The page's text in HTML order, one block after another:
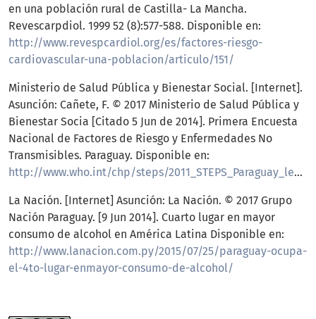
en una población rural de Castilla- La Mancha.
Revescarpdiol. 1999 52 (8):577-588. Disponible en:
http://www.revespcardiol.org/es/factores-riesgo-
cardiovascular-una-poblacion/articulo/151/
Ministerio de Salud Pública y Bienestar Social. [Internet].
Asunción: Cañete, F. © 2017 Ministerio de Salud Pública y
Bienestar Socia [Citado 5 Jun de 2014]. Primera Encuesta
Nacional de Factores de Riesgo y Enfermedades No
Transmisibles. Paraguay. Disponible en:
http://www.who.int/chp/steps/2011_STEPS_Paraguay_leaflet.pdf
La Nación. [Internet] Asunción: La Nación. © 2017 Grupo
Nación Paraguay. [9 Jun 2014]. Cuarto lugar en mayor
consumo de alcohol en América Latina Disponible en:
http://www.lanacion.com.py/2015/07/25/paraguay-ocupa-
el-4to-lugar-enmayor-consumo-de-alcohol/